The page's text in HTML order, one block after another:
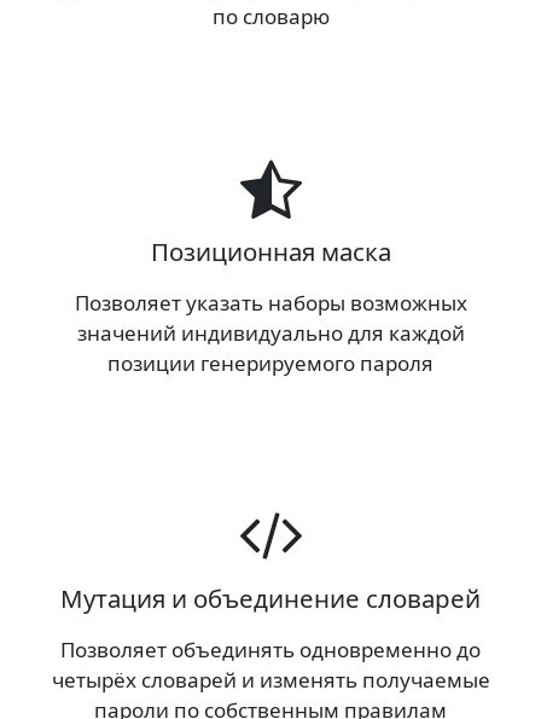
по словарю
Позиционная маска
Позволяет указать наборы возможных
значений индивидуально для каждой
позиции генерируемого пароля
Мутация и объединение словарей
Позволяет объединять одновременно до
четырёх словарей и изменять получаемые
пароли по собственным правилам